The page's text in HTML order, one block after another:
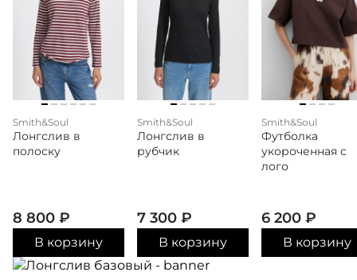
Smith&Soul
Лонгслив в
полоску
8 800 ₽
В корзину
Smith&Soul
Лонгслив в
рубчик
7 300 ₽
В корзину
Smith&Soul
Футболка
укороченная с
лого
6 200 ₽
В корзину